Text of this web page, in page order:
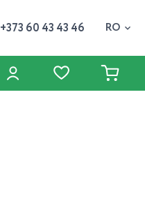
+373 60 43 43 46 RO